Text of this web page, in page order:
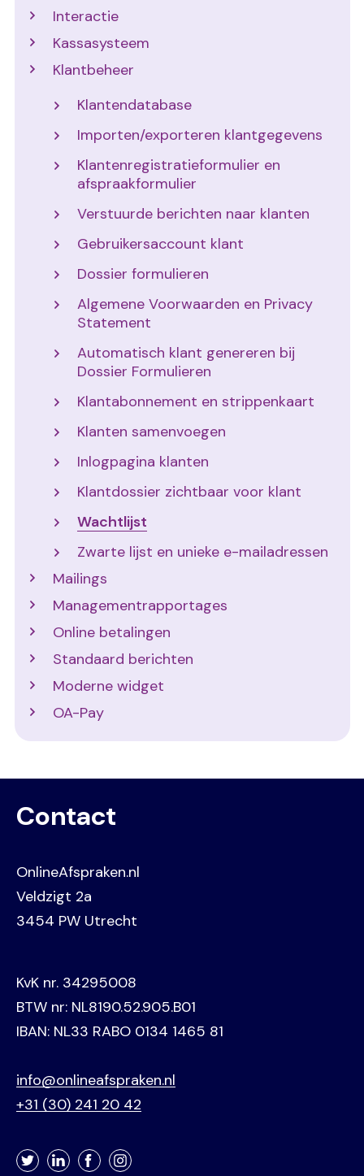
Interactie
Kassasysteem
Klantbeheer
Klantendatabase
Importen/exporteren klantgegevens
Klantenregistratieformulier en
afspraakformulier
Verstuurde berichten naar klanten
Gebruikersaccount klant
Dossier formulieren
Algemene Voorwaarden en Privacy
Statement
Automatisch klant genereren bij
Dossier Formulieren
Klantabonnement en strippenkaart
Klanten samenvoegen
Inlogpagina klanten
Klantdossier zichtbaar voor klant
Wachtlijst
Zwarte lijst en unieke e-mailadressen
Mailings
Managementrapportages
Online betalingen
Standaard berichten
Moderne widget
OA-Pay
Contact
OnlineAfspraken.nl
Veldzigt 2a
3454 PW Utrecht
KvK nr. 34295008
BTW nr: NL8190.52.905.B01
IBAN: NL33 RABO 0134 1465 81
info@onlineafspraken.nl
+31 (30) 241 20 42
TwitterLinkedInFacebookInstagram